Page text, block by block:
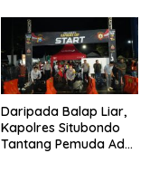
Kelompok Umur 10
Tahun
Daripada Balap Liar,
Kapolres Situbondo
Tantang Pemuda Adu